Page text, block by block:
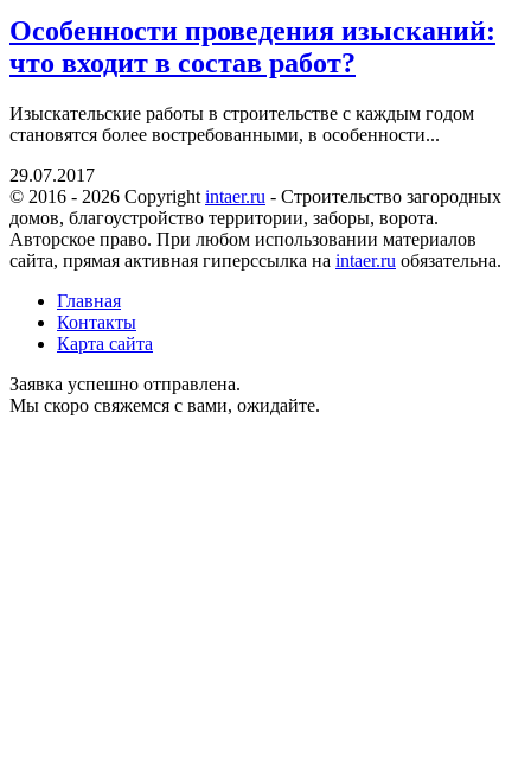
Особенности проведения изысканий:
что входит в состав работ?
Изыскательские работы в строительстве с каждым годом
становятся более востребованными, в особенности...
29.07.2017
© 2016 - 2026 Copyright intaer.ru - Cтроительство загородных
домов, благоустройство территории, заборы, ворота.
Авторское право. При любом использовании материалов
сайта, прямая активная гиперссылка на intaer.ru обязательна.
Главная
Контакты
Карта сайта
Заявка успешно отправлена.
Мы скоро свяжемся с вами, ожидайте.